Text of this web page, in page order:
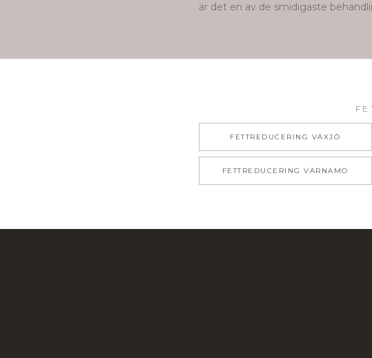
är det en av de smidigaste
FETTREDUCERING VÄXJÖ
FETTREDUCERING VÄRNAMO